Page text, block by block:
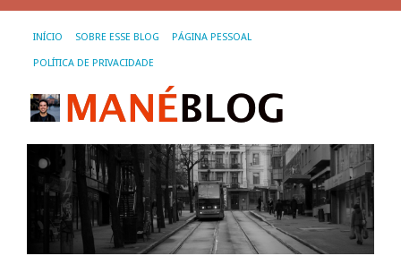
INÍCIO SOBRE ESSE BLOG PÁGINA PESSOAL
POLÍTICA DE PRIVACIDADE